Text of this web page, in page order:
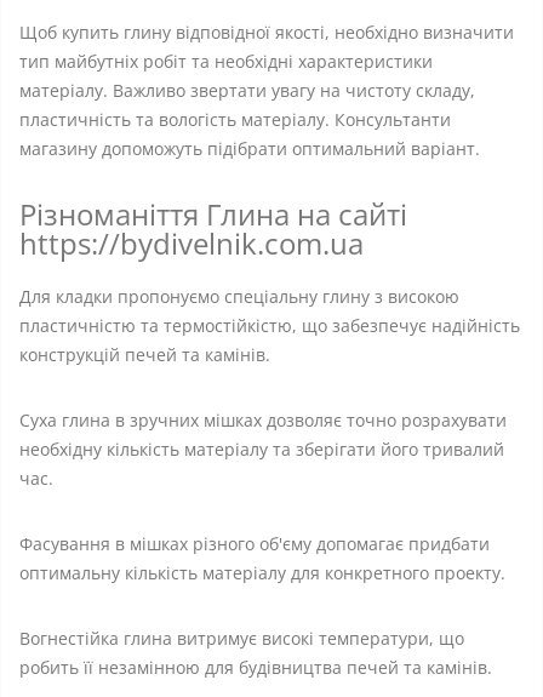
Щоб купить глину відповідної якості, необхідно визначити
тип майбутніх робіт та необхідні характеристики
матеріалу. Важливо звертати увагу на чистоту складу,
пластичність та вологість матеріалу. Консультанти
магазину допоможуть підібрати оптимальний варіант.
Різноманіття Глина на сайті
https://bydivelnik.com.ua
Для кладки пропонуємо спеціальну глину з високою
пластичністю та термостійкістю, що забезпечує надійність
конструкцій печей та камінів.
Суха глина в зручних мішках дозволяє точно розрахувати
необхідну кількість матеріалу та зберігати його тривалий
час.
Фасування в мішках різного об'єму допомагає придбати
оптимальну кількість матеріалу для конкретного проекту.
Вогнестійка глина витримує високі температури, що
робить її незамінною для будівництва печей та камінів.